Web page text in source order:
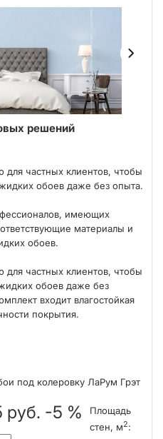
решений
для частных клиентов, чтобы
обоев даже без опыта.
имеющих
материалы и
обоев.
для частных клиентов, чтобы
обоев даже без
входит влагостойкая
покрытия.
под колеровку ЛаРум Грэт
руб. -5 %
Площадь
стен, м2: